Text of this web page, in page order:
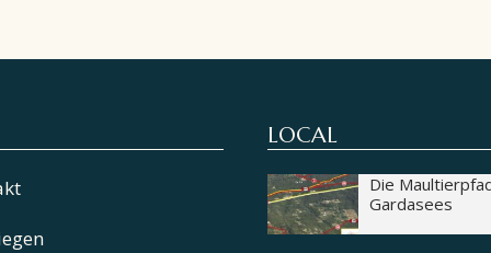
LOCAL
Die
Gardasees